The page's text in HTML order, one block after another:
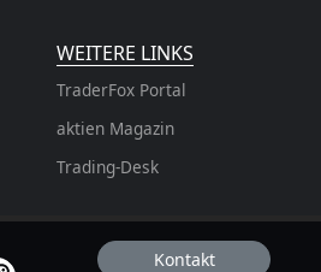
WEITERE LINKS
TraderFox Portal
aktien Magazin
Trading-Desk
Kontakt